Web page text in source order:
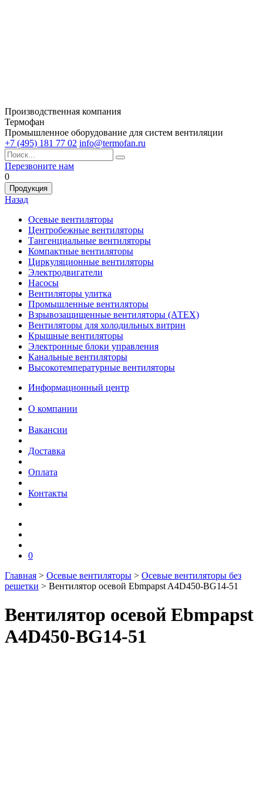
Производственная компания
Термофан
Промышленное оборудование для систем вентиляции
+7 (495) 181 77 02 info@termofan.ru
Перезвоните нам
0
Продукция
Назад
Осевые вентиляторы
Центробежные вентиляторы
Тангенциальные вентиляторы
Компактные вентиляторы
Циркуляционные вентиляторы
Электродвигатели
Насосы
Вентиляторы улитка
Промышленные вентиляторы
Взрывозащищенные вентиляторы (АТЕХ)
Вентиляторы для холодильных витрин
Крышные вентиляторы
Электронные блоки управления
Канальные вентиляторы
Высокотемпературные вентиляторы
Информационный центр
О компании
Вакансии
Доставка
Оплата
Контакты
0
Главная > Осевые вентиляторы > Осевые вентиляторы без
решетки > Вентилятор осевой Ebmpapst A4D450-BG14-51
Вентилятор осевой Ebmpapst
A4D450-BG14-51